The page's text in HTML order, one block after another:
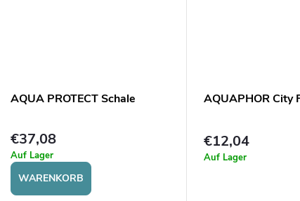
AQUA PROTECT Schale
€37,08
Auf Lager
WARENKORB
AQUAPHOR City
€12,04
Auf Lager